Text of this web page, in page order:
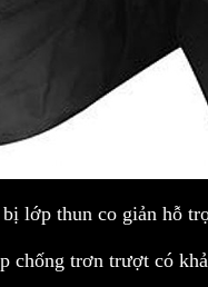
lớp thun co giản hỗ
chống trơn trượt có